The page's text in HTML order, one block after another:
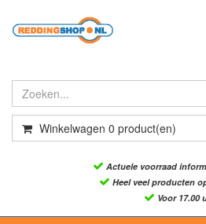
Winkelwagen 0 product(en)
Actuele voorraad
Heel veel producten
Voor 17.00